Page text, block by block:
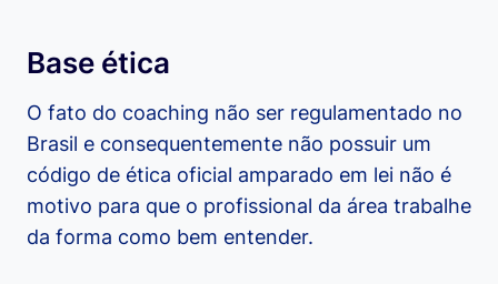
Base ética
O fato do coaching não ser regulamentado no
Brasil e consequentemente não possuir um
código de ética oficial amparado em lei não é
motivo para que o profissional da área trabalhe
da forma como bem entender.